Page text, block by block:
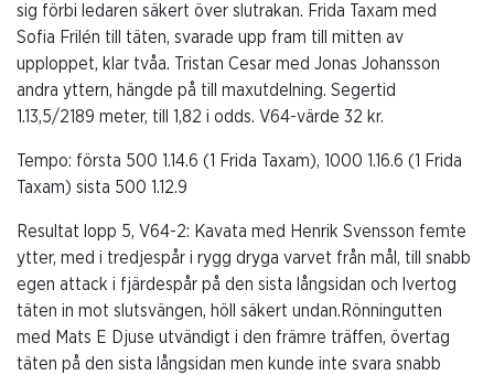
sig förbi ledaren säkert över slutrakan. Frida Taxam med
Sofia Frilén till täten, svarade upp fram till mitten av
upploppet, klar tvåa. Tristan Cesar med Jonas Johansson
andra yttern, hängde på till maxutdelning. Segertid
1.13,5/2189 meter, till 1,82 i odds. V64-värde 32 kr.
Tempo: första 500 1.14.6 (1 Frida Taxam), 1000 1.16.6 (1 Frida
Taxam) sista 500 1.12.9
Resultat lopp 5, V64-2: Kavata med Henrik Svensson femte
ytter, med i tredjespår i rygg dryga varvet från mål, till snabb
egen attack i fjärdespår på den sista långsidan och lvertog
täten in mot slutsvängen, höll säkert undan.Rönningutten
med Mats E Djuse utvändigt i den främre träffen, övertag
täten på den sista långsidan men kunde inte svara snabb